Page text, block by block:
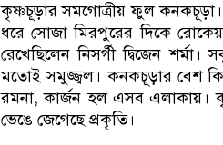
কৃষ্ণচূড়ার সমগোত্রীয় ফুল
ধরে সোজা মিরপুরের দিকে
রেখেছিলেন নিসর্গী দ্বিজেন
মতোই সমুজ্জ্বল। কনকচূড়ার বেশ
রমনা, কার্জন হল এসব এলাকায়।
ভেঙে জেগেছে প্রকৃতি।